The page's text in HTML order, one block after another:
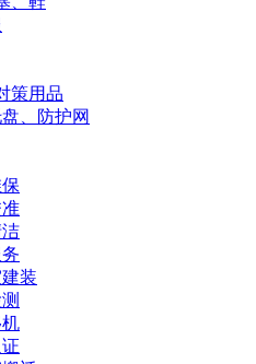
策用品
、防护网
装